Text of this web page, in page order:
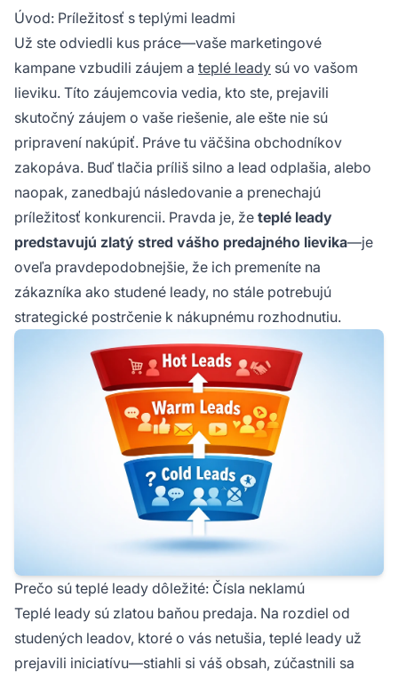
Úvod: Príležitosť s teplými leadmi
Už ste odviedli kus práce—vaše marketingové
kampane vzbudili záujem a teplé leady sú vo vašom
lieviku. Títo záujemcovia vedia, kto ste, prejavili
skutočný záujem o vaše riešenie, ale ešte nie sú
pripravení nakúpiť. Práve tu väčšina obchodníkov
zakopáva. Buď tlačia príliš silno a lead odplašia, alebo
naopak, zanedbajú následovanie a prenechajú
príležitosť konkurencii. Pravda je, že teplé leady
predstavujú zlatý stred vášho predajného lievika—je
oveľa pravdepodobnejšie, že ich premeníte na
zákazníka ako studené leady, no stále potrebujú
strategické postrčenie k nákupnému rozhodnutiu.
Prečo sú teplé leady dôležité: Čísla neklamú
Teplé leady sú zlatou baňou predaja. Na rozdiel od
studených leadov, ktoré o vás netušia, teplé leady už
prejavili iniciatívu—stiahli si váš obsah, zúčastnili sa